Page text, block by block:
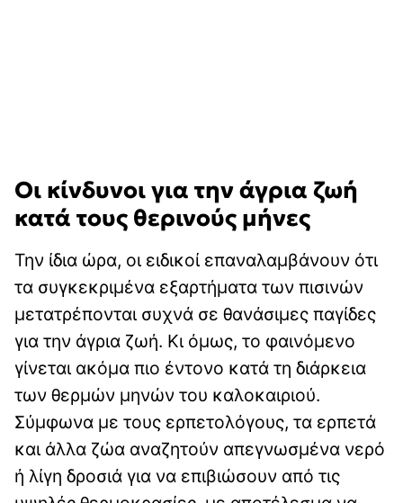
Οι κίνδυνοι για την άγρια ζωή
κατά τους θερινούς μήνες
Την ίδια ώρα, οι ειδικοί επαναλαμβάνουν ότι
τα συγκεκριμένα εξαρτήματα των πισινών
μετατρέπονται συχνά σε θανάσιμες παγίδες
για την άγρια ζωή. Κι όμως, το φαινόμενο
γίνεται ακόμα πιο έντονο κατά τη διάρκεια
των θερμών μηνών του καλοκαιριού.
Σύμφωνα με τους ερπετολόγους, τα ερπετά
και άλλα ζώα αναζητούν απεγνωσμένα νερό
ή λίγη δροσιά για να επιβιώσουν από τις